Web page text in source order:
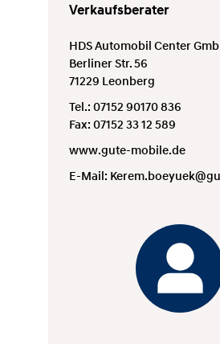
Verkaufsberater
HDS Automobil Center
Berliner Str. 56
71229 Leonberg
Tel.: 07152 90170 836
Fax: 07152 33 12 589
www.gute-mobile.de
E-Mail: